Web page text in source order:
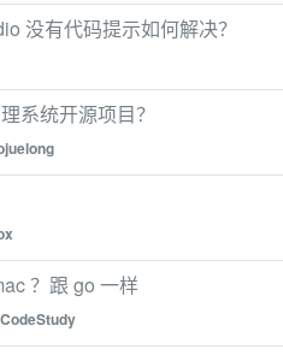
没有代码提示如何解决？
系统开源项目？
？跟 go 一样